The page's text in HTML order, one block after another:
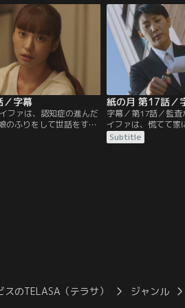
。一方、スクジャが家族
ることをイファは知るの
らにレンタルの車ま
ジェのおごりで行き
が…。
／字幕
ファは、認知症の進んだ
のふりをして世話をする
堂を開きたいと胸の内を
のお金を出させようとイ
紙の月 第17話／
字幕／第17話／監
イファは、慌てて家
とする。その途中、
きてしまう。そして
Subtitle
のTELASA（テラサ） ジャンル